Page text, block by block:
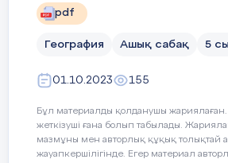
pdf
География Ашық сабақ 5
01.10.2023 155
Бұл материалды қолданушы жариялаған.
жеткізуші ғана болып табылады.
мазмұны мен авторлық құқық толықтай
жауапкершілігінде. Егер материал